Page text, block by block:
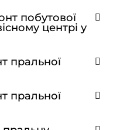
побутової
центрі у
пральної
пральної